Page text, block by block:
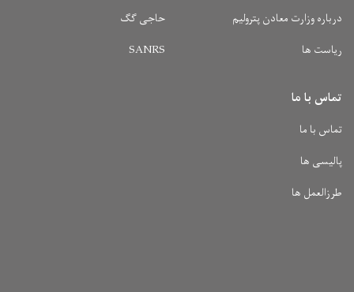
درباره وزارت معادن پترولیم
ریاست ها
حاجی گگ
SANRS
تماس با ما
تماس با ما
پالیسی ها
طرزالعمل ها